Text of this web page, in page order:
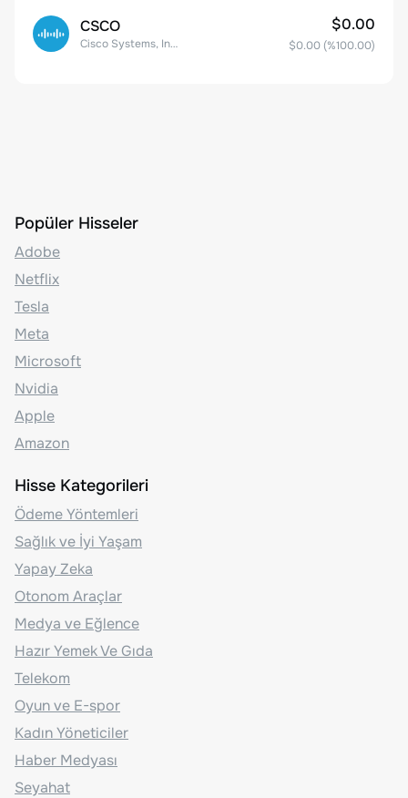
CSCO
Cisco Systems, Inc. Common Stock (DE)
$0.00
$0.00 (%100.00)
Popüler Hisseler
Adobe
Netflix
Tesla
Meta
Microsoft
Nvidia
Apple
Amazon
Hisse Kategorileri
Ödeme Yöntemleri
Sağlık ve İyi Yaşam
Yapay Zeka
Otonom Araçlar
Medya ve Eğlence
Hazır Yemek Ve Gıda
Telekom
Oyun ve E-spor
Kadın Yöneticiler
Haber Medyası
Seyahat